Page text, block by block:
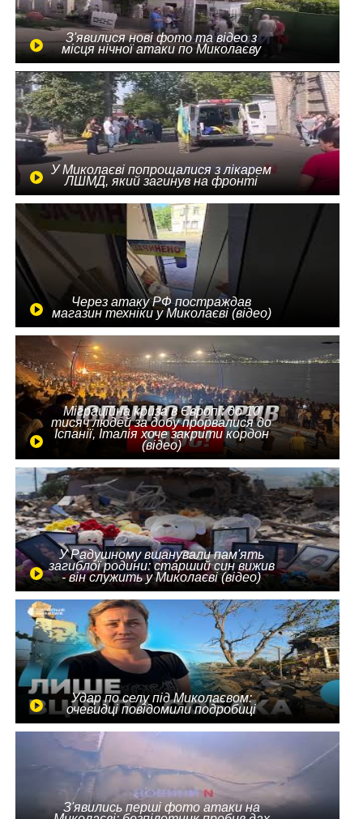
З'явилися нові фото та відео з
місця нічної атаки по Миколаєву
У Миколаєві попрощалися з лікарем
ЛШМД, який загинув на фронті
Через атаку РФ постраждав
магазин техніки у Миколаєві (відео)
Міграційна криза в Європі: до 10
тисяч людей за добу прорвалися до
Іспанії, Італія хоче закрити кордон
(відео)
У Радушному вшанували пам'ять
загиблої родини: старший син вижив
- він служить у Миколаєві (відео)
Удар по селу під Миколаєвом:
очевидці повідомили подробиці
З'явились перші фото атаки на